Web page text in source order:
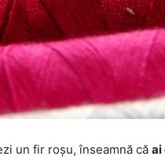
un fir roșu, înseamnă că ai